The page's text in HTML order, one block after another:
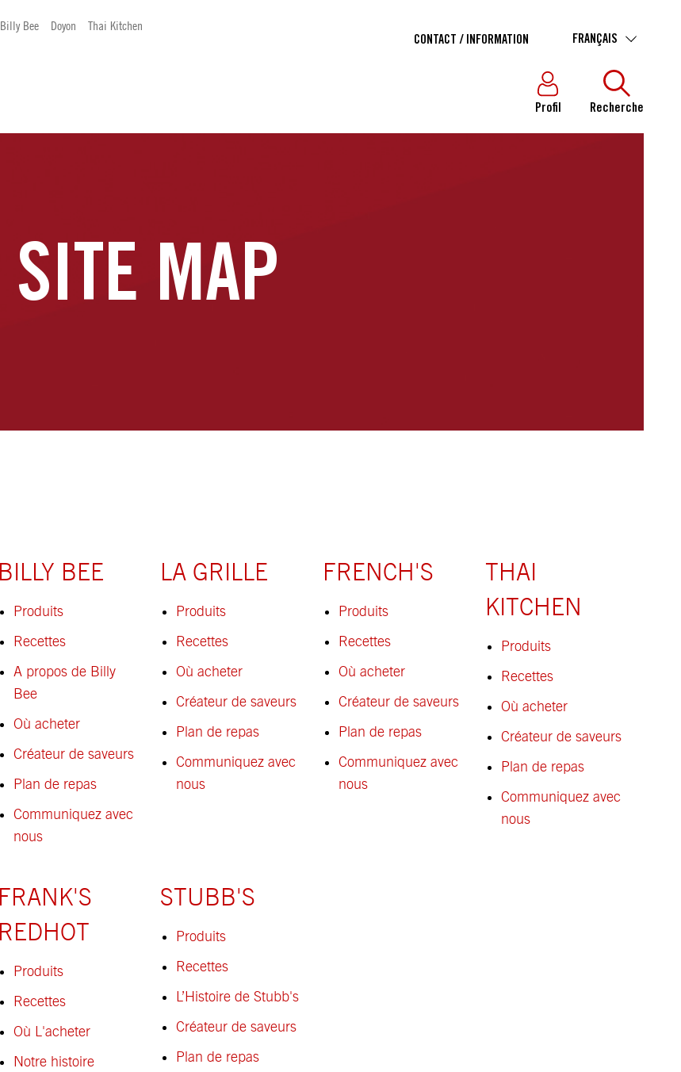
Billy Bee Doyon Thai Kitchen
CONTACT / INFORMATION FRANÇAIS
Profil Recherche
SITE MAP
BILLY BEE
Produits
Recettes
A propos de Billy
Bee
Où acheter
Créateur de saveurs
Plan de repas
Communiquez avec
nous
LA GRILLE
Produits
Recettes
Où acheter
Créateur de saveurs
Plan de repas
Communiquez avec
nous
FRENCH'S
Produits
Recettes
Où acheter
Créateur de saveurs
Plan de repas
Communiquez avec
nous
THAI
KITCHEN
Produits
Recettes
Où acheter
Créateur de saveurs
Plan de repas
Communiquez avec
nous
FRANK'S
REDHOT
Produits
Recettes
Où L'acheter
Notre histoire
STUBB'S
Produits
Recettes
L’Histoire de Stubb's
Créateur de saveurs
Plan de repas